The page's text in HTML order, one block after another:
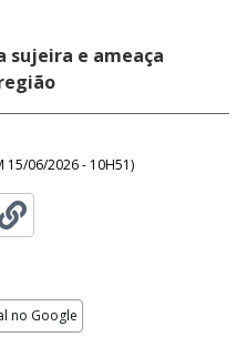
sujeira e ameaça
15/06/2026 - 10H51)
no Google